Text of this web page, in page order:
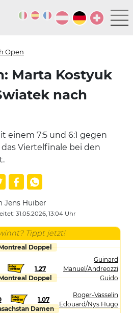
Open
Marta Kostyuk
nach
einem 7:5 und 6:1 gegen
Viertelfinale bei den
Jens Huiber
31.05.2026, 13:04 Uhr
Tippt jetzt!
Doppel
1.27
Guinard
Manuel/Andreozzi
Guido
Doppel
1.07
Roger-Vasselin
Edouard/Nys Hugo
Damen